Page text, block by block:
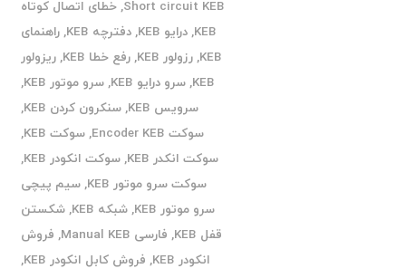
Short circuit KEB
,خطای اتصال کوتاه
KEB
,درایو KEB ,دفترچه KEB ,راهنمای
KEB
,رزولور KEB ,رفع خطا KEB ,ریزولور
KEB
,سرو درایو KEB ,سرو موتور KEB
,
سرویس KEB
,سنکرون کردن KEB
,
سوکت Encoder KEB
,سوکت KEB
,
سوکت انکدر KEB
,سوکت انکودر KEB
,
سوکت سرو موتور KEB
,سیم پیچی
سرو موتور KEB
,شبکه KEB ,شکستن
قفل KEB
, فارسی Manual KEB , فروش
انکودر KEB
, فروش کابل انکودر KEB
,